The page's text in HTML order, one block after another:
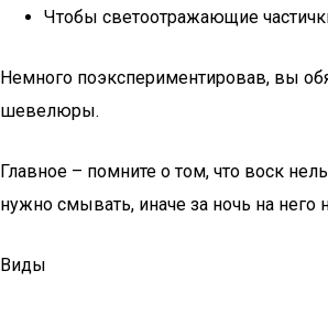
Чтобы светоотражающие
Немного поэкспериментировав, вы
шевелюры.
Главное – помните о том, что воск
нужно смывать, иначе за ночь на него
Виды